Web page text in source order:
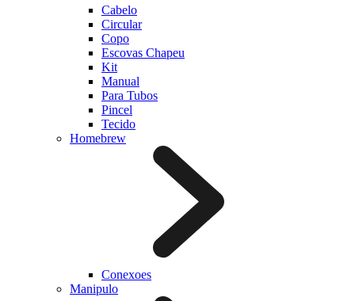
Cabelo
Circular
Copo
Escovas Chapeu
Kit
Manual
Para Tubos
Pincel
Tecido
Homebrew
Conexoes
Manipulo